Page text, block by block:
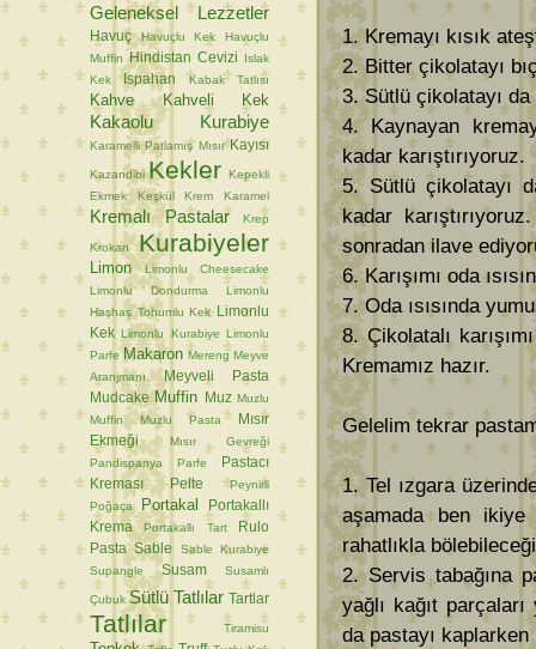
1. Kremayı kısık
2. Bitter çikolatayı
3. Sütlü çikolatayı
4. Kaynayan
kadar karıştırıyoruz.
5. Sütlü çikolatayı
kadar
sonradan ilave
6. Karışımı oda
7. Oda ısısında
8. Çikolatalı
Kremamız hazır.
Gelelim tekrar
1. Tel ızgara
aşamada ben
rahatlıkla
2. Servis tabağına
yağlı kağıt
da pastayı
Geleneksel Lezzetler
Havuç Havuçlu Kek
Havuçlu
Muffin Hindistan Cevizi
Islak
Kek
Ispahan Kabak Tatlısı
Kahve Kahveli Kek
Kakaolu Kurabiye
Karamelli Patlamış Mısır Kayısı
Kazandibi Kekler Kepekli
Ekmek
Keşkül Krem Karamel
Kremalı Pastalar Krep
Krokan Kurabiyeler
Limon
Limonlu Cheesecake
Limonlu Dondurma
Limonlu
Haşhaş Tohumlu Kek
Limonlu
Kek Limonlu Kurabiye Limonlu
Parfe Makaron Mereng Meyve
Aranjmanı
Meyveli Pasta
Mudcake Muffin Muz Muzlu
Muffin
Muzlu Pasta
Mısır
Ekmeği
Mısır Gevreği
Pandispanya
Parfe
Pastacı
Kreması
Pelte
Peynirli
Poğaça
Portakal
Portakallı
Krema
Portakallı Tart
Rulo
Pasta Sable
Sable Kurabiye
Supangle
Susam Susamlı
Çubuk Sütlü Tatlılar Tartlar
Tatlılar Tiramisu